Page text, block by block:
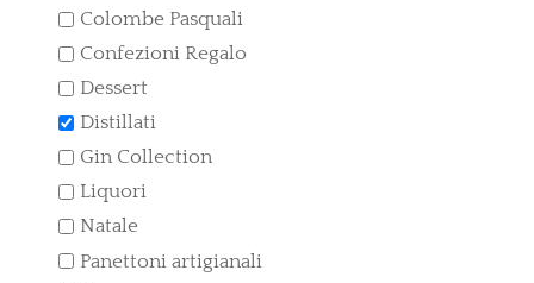
Colombe Pasquali
Confezioni Regalo
Dessert
Distillati
Gin Collection
Liquori
Natale
Panettoni artigianali